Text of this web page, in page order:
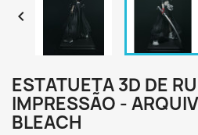

ESTATUETA 3D DE
IMPRESSÃO -
BLEACH